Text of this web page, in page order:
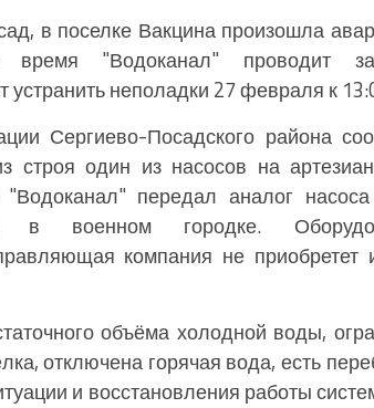
в поселке Вакцина произошла
"Водоканал" проводит
неполадки 27 февраля к
Сергиево-Посадского района
один из насосов на
передал аналог
в военном городке.
компания не приобретет
объёма холодной воды,
отключена горячая вода, есть
и восстановления работы